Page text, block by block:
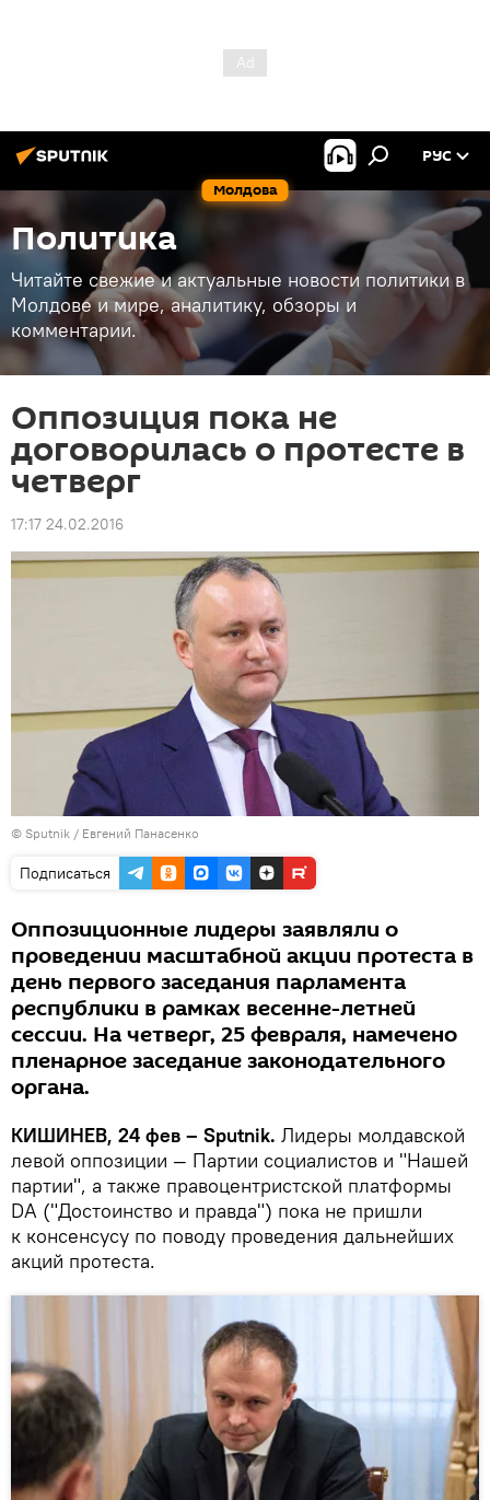
Молдова
РУС
Политика
Читайте свежие и актуальные новости политики в
Молдове и мире, аналитику, обзоры и
комментарии.
Оппозиция пока не
договорилась о протесте в
четверг
17:17 24.02.2016
© Sputnik / Евгений Панасенко
Подписаться
Оппозиционные лидеры заявляли о
проведении масштабной акции протеста в
день первого заседания парламента
республики в рамках весенне-летней
сессии. На четверг, 25 февраля, намечено
пленарное заседание законодательного
органа.
КИШИНЕВ, 24 фев – Sputnik. Лидеры молдавской
левой оппозиции — Партии социалистов и "Нашей
партии", а также правоцентристской платформы
DA ("Достоинство и правда") пока не пришли
к консенсусу по поводу проведения дальнейших
акций протеста.